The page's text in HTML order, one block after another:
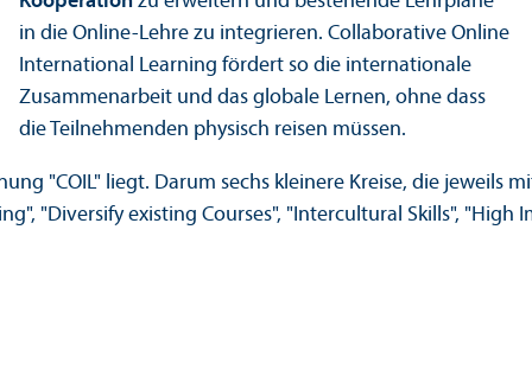
in die Online-Lehre zu integrieren. Collaborative Online
International Learning fördert so die internationale
Zusammenarbeit und das globale Lernen, ohne dass
die Teilnehmenden physisch reisen müssen.